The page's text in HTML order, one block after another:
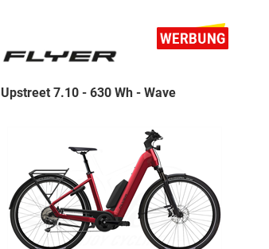
Upstreet 7.10 - 630 Wh - Wave